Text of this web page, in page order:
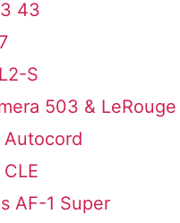
43
S
503 &
AF-1 Super